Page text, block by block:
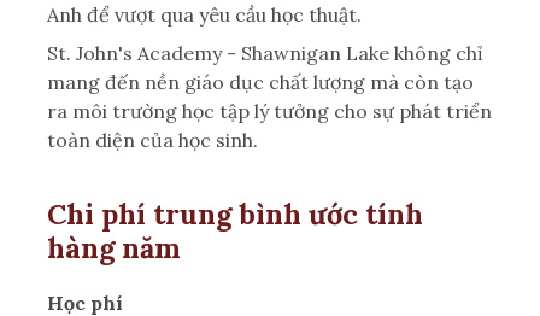
Anh để vượt qua yêu cầu học thuật.
St. John's Academy - Shawnigan Lake không chỉ
mang đến nền giáo dục chất lượng mà còn tạo
ra môi trường học tập lý tưởng cho sự phát triển
toàn diện của học sinh.
Chi phí trung bình ước tính
hàng năm
Học phí